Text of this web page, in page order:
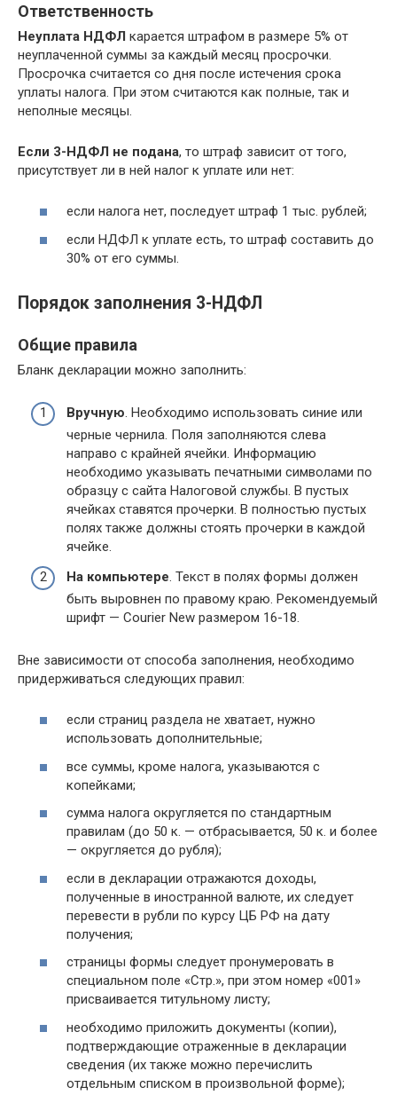
Ответственность
Неуплата НДФЛ карается штрафом в размере 5% от
неуплаченной суммы за каждый месяц просрочки.
Просрочка считается со дня после истечения срока
уплаты налога. При этом считаются как полные, так и
неполные месяцы.
Если 3-НДФЛ не подана, то штраф зависит от того,
присутствует ли в ней налог к уплате или нет:
если налога нет, последует штраф 1 тыс. рублей;
если НДФЛ к уплате есть, то штраф составить до
30% от его суммы.
Порядок заполнения 3-НДФЛ
Общие правила
Бланк декларации можно заполнить:
Вручную. Необходимо использовать синие или
черные чернила. Поля заполняются слева
направо с крайней ячейки. Информацию
необходимо указывать печатными символами по
образцу с сайта Налоговой службы. В пустых
ячейках ставятся прочерки. В полностью пустых
полях также должны стоять прочерки в каждой
ячейке.
На компьютере. Текст в полях формы должен
быть выровнен по правому краю. Рекомендуемый
шрифт — Courier New размером 16-18.
Вне зависимости от способа заполнения, необходимо
придерживаться следующих правил:
если страниц раздела не хватает, нужно
использовать дополнительные;
все суммы, кроме налога, указываются с
копейками;
сумма налога округляется по стандартным
правилам (до 50 к. — отбрасывается, 50 к. и более
— округляется до рубля);
если в декларации отражаются доходы,
полученные в иностранной валюте, их следует
перевести в рубли по курсу ЦБ РФ на дату
получения;
страницы формы следует пронумеровать в
специальном поле «Стр.», при этом номер «001»
присваивается титульному листу;
необходимо приложить документы (копии),
подтверждающие отраженные в декларации
сведения (их также можно перечислить
отдельным списком в произвольной форме);